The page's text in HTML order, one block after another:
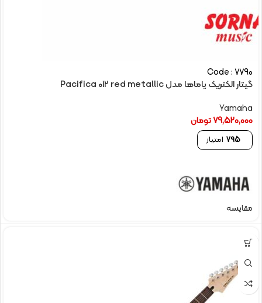
Code : 7790
گیتار الکتریک یاماها مدل Pacifica 012 red metallic
Yamaha
79,520,000تومان
795 امتیاز
مقایسه